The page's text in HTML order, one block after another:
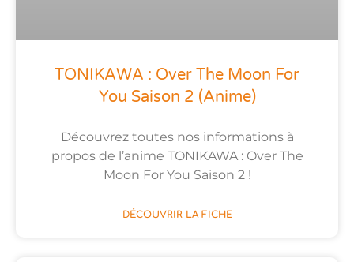
TONIKAWA : Over The Moon For
You Saison 2 (anime)
Découvrez toutes nos informations à
propos de l’anime TONIKAWA : Over The
Moon For You Saison 2 !
DÉCOUVRIR LA FICHE